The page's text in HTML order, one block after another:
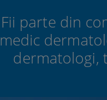
Fii parte din
medic
dermatologi,